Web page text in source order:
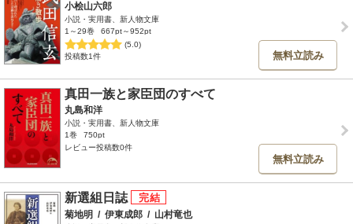
小桧山六郎
小説・実用書、新人物文庫
1～29巻
667pt～952pt
(5.0)
投稿数1件
無料立読み
真田一族と家臣団のすべて
丸島和洋
小説・実用書、新人物文庫
1巻
750pt
レビュー投稿数0件
無料立読み
新選組日誌
菊地明 / 伊東成郎 / 山村竜也